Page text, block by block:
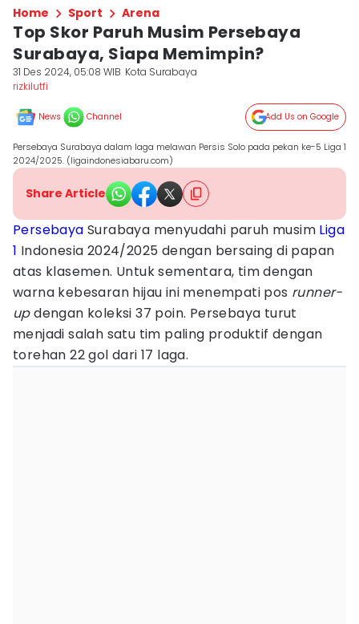
Home Sport Arena
Top Skor Paruh Musim Persebaya
Surabaya, Siapa Memimpin?
31 Des 2024, 05:08 WIB Kota Surabaya
rizkilutfi
News Channel Add Us on Google
Persebaya Surabaya dalam laga melawan Persis Solo pada pekan ke-5 Liga 1
2024/2025. (ligaindonesiabaru.com)
Share Article
Persebaya Surabaya menyudahi paruh musim Liga
1 Indonesia 2024/2025 dengan bersaing di papan
atas klasemen. Untuk sementara, tim dengan
warna kebesaran hijau ini menempati pos runner-
updengan koleksi 37 poin. Persebaya turut
menjadi salah satu tim paling produktif dengan
torehan 22 gol dari 17 laga.